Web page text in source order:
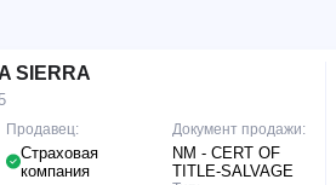
SIERRA
Продавец:
Страховая
компания
Документ продажи:
NM - CERT OF
TITLE-SALVAGE